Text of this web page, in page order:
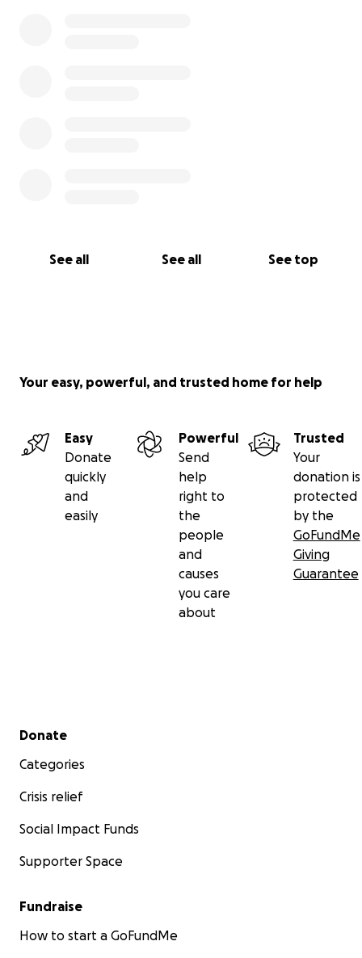
See all See all See top
Your easy, powerful, and trusted home for help
Easy
Donate
quickly
and
easily
Powerful
Send
help
right to
the
people
and
causes
you care
about
Trusted
Your
donation is
protected
by the
GoFundMe
Giving
Guarantee
Secondary menu
Donate
Categories
Crisis relief
Social Impact Funds
Supporter Space
Fundraise
How to start a GoFundMe